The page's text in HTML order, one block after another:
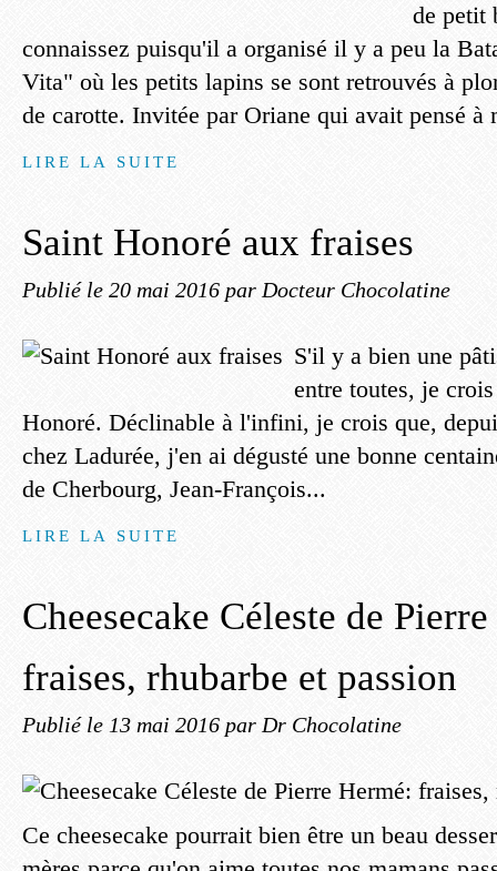
de petit
connaissez puisqu'il a organisé il y a peu la
Vita" où les petits lapins se sont retrouvés à
de carotte. Invitée par Oriane qui avait pensé à
LIRE LA SUITE
Saint Honoré aux fraises
Publié le 20 mai 2016 par Docteur Chocolatine
S'il y a bien une
entre toutes, je
Honoré. Déclinable à l'infini, je crois que,
chez Ladurée, j'en ai dégusté une bonne
de Cherbourg, Jean-François...
LIRE LA SUITE
Cheesecake Céleste de
fraises, rhubarbe et passion
Publié le 13 mai 2016 par Dr Chocolatine
Ce cheesecake pourrait bien être un beau